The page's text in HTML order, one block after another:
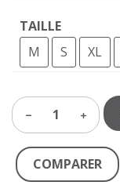
TAILLE
M
S XL
1
COMPARER